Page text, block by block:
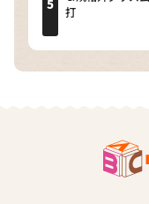
打